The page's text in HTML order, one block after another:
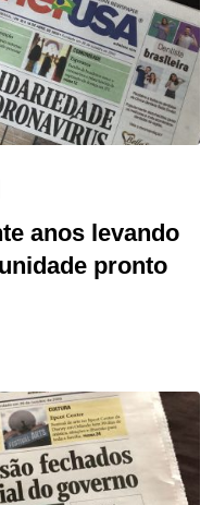
anos levando
pronto